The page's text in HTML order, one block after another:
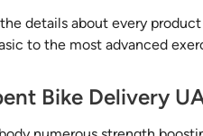
details about every product
to the most advanced
Bike Delivery